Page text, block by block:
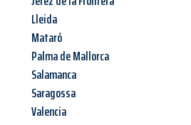
Lleida
Mataró
Palma de Mallorca
Salamanca
Saragossa
Valencia